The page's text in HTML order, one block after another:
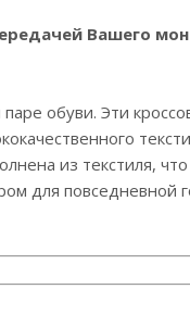
Вашего
обуви. Эти
из текстиля,
для повседневной